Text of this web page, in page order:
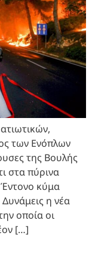
των Ενόπλων
της Βουλής
στα πύρινα
Έντονο κύμα
η νέα
οποία οι
[…]